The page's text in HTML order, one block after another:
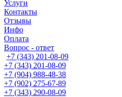
Услуги
Контакты
Отзывы
Инфо
Оплата
Вопрос - ответ
+7 (343) 201-08-09
+7 (343) 201-08-09
+7 (904) 988-48-38
+7 (902) 275-67-89
+7 (343) 290-08-09